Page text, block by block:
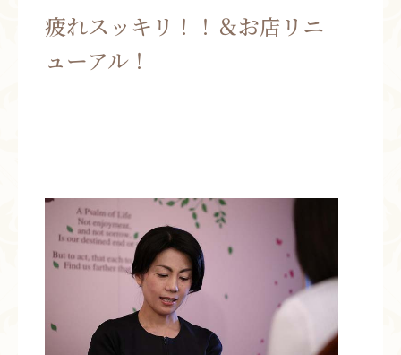
お問い合わせ
疲れスッキリ！！＆お店リニ
ューアル！